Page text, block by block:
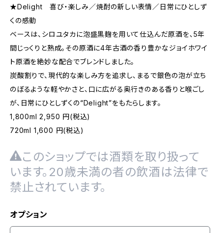
★Delight 喜び・楽しみ／焼酎の新しい表情／日常にひとしず
くの感動
ベースは、シロユタカに泡盛黒麹を用いて仕込んだ原酒を、5年
間じっくりと熟成。その原酒に4年古酒の香り豊かなジョイホワイ
ト原酒を絶妙な配合でブレンドしました。
炭酸割りで、現代的な楽しみ方を追求し、まるで銀色の泡が立ち
のぼるような軽やかさと、口に広がる奥行きのある香りと喉ごし
が、日常にひとしずくの“Delight”をもたらします。
1,800ml 2,950 円(税込)
720ml 1,600 円(税込)
このショップでは酒類を取り扱って
います。20歳未満の者の飲酒は法律で
禁止されています。
オプション